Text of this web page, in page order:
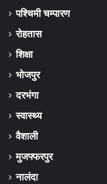
पश्चिमी चम्पारण
रोहतास
शिक्षा
भोजपुर
दरभंगा
स्वास्थ्य
वैशाली
मुजफ्फरपुर
नालंदा